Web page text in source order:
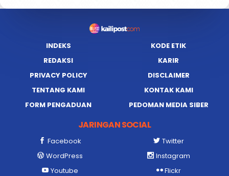
INDEKS
KODE ETIK
REDAKSI
KARIR
PRIVACY POLICY
DISCLAIMER
TENTANG KAMI
KONTAK KAMI
FORM PENGADUAN
PEDOMAN MEDIA SIBER
JARINGAN SOCIAL
Facebook
Twitter
WordPress
Instagram
Youtube
Flickr